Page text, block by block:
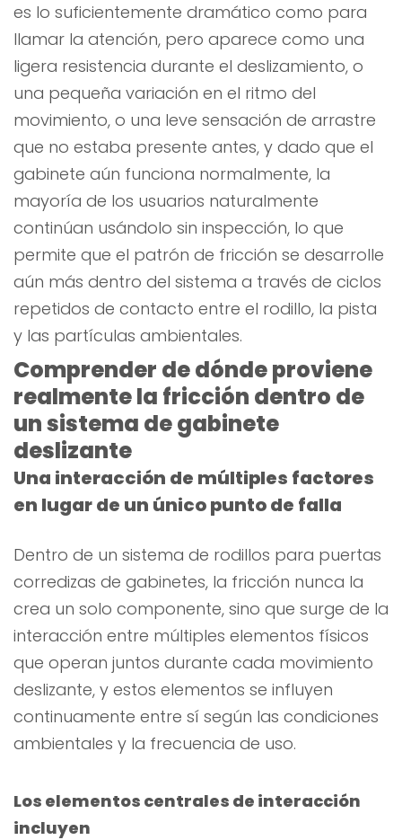
es lo suficientemente dramático como para
llamar la atención, pero aparece como una
ligera resistencia durante el deslizamiento, o
una pequeña variación en el ritmo del
movimiento, o una leve sensación de arrastre
que no estaba presente antes, y dado que el
gabinete aún funciona normalmente, la
mayoría de los usuarios naturalmente
continúan usándolo sin inspección, lo que
permite que el patrón de fricción se desarrolle
aún más dentro del sistema a través de ciclos
repetidos de contacto entre el rodillo, la pista
y las partículas ambientales.
Comprender de dónde proviene
realmente la fricción dentro de
un sistema de gabinete
deslizante
Una interacción de múltiples factores
en lugar de un único punto de falla
Dentro de un sistema de rodillos para puertas
corredizas de gabinetes, la fricción nunca la
crea un solo componente, sino que surge de la
interacción entre múltiples elementos físicos
que operan juntos durante cada movimiento
deslizante, y estos elementos se influyen
continuamente entre sí según las condiciones
ambientales y la frecuencia de uso.
Los elementos centrales de interacción
incluyen